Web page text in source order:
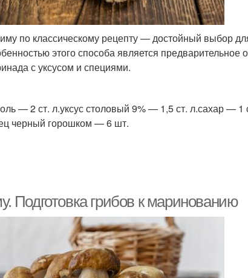
по классическому рецепту — достойный выбор
этого способа является предварительное
с уксусом и специями.
— 2 ст. л.уксус столовый 9% — 1,5 ст. л.сахар — 1
черный горошком — 6 шт.
Подготовка грибов к маринованию